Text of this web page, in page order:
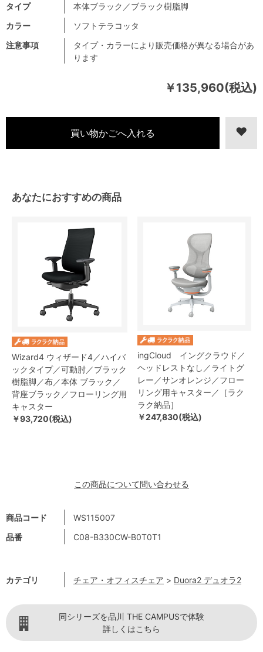
￥135,960(税込)
商品コード
WS115007
品番
C08-B330CW-B0T0T1
カテゴリ チェア・オフィスチェア > Duora2 デュオラ2
注意事項
タイプ・カラーにより販売価格が異なる場合があ
ります
タイプ
本体ブラック／ブラック樹脂脚
カラー
ソフトテラコッタ
あなたにおすすめの商品
Wizard4 ウィザード4／ハイバ
ックタイプ／可動肘／ブラック
樹脂脚／布／本体 ブラック／
背座ブラック／フローリング用
キャスター
￥93,720(税込)
ingCloud イングクラウド／
ヘッドレストなし／ライトグ
レー／サンオレンジ／フロー
リング用キャスター／［ラク
ラク納品］
￥247,830(税込)
この商品について問い合わせる
同シリーズを品川 THE CAMPUSで体験
詳しくはこちら